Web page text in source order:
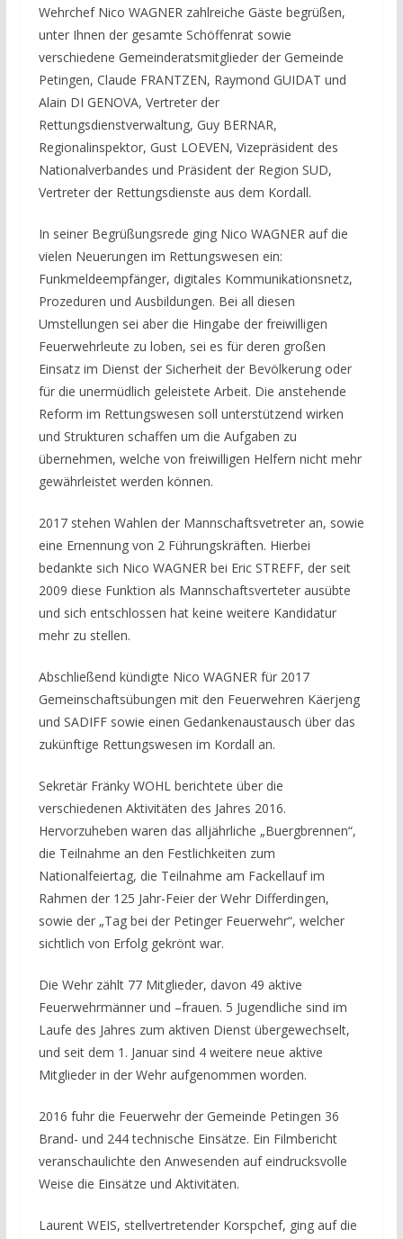
Wehrchef Nico WAGNER zahlreiche Gäste begrüßen,
unter Ihnen der gesamte Schöffenrat sowie
verschiedene Gemeinderatsmitglieder der Gemeinde
Petingen, Claude FRANTZEN, Raymond GUIDAT und
Alain DI GENOVA, Vertreter der
Rettungsdienstverwaltung, Guy BERNAR,
Regionalinspektor, Gust LOEVEN, Vizepräsident des
Nationalverbandes und Präsident der Region SUD,
Vertreter der Rettungsdienste aus dem Kordall.
In seiner Begrüßungsrede ging Nico WAGNER auf die
vielen Neuerungen im Rettungswesen ein:
Funkmeldeempfänger, digitales Kommunikationsnetz,
Prozeduren und Ausbildungen. Bei all diesen
Umstellungen sei aber die Hingabe der freiwilligen
Feuerwehrleute zu loben, sei es für deren großen
Einsatz im Dienst der Sicherheit der Bevölkerung oder
für die unermüdlich geleistete Arbeit. Die anstehende
Reform im Rettungswesen soll unterstützend wirken
und Strukturen schaffen um die Aufgaben zu
übernehmen, welche von freiwilligen Helfern nicht mehr
gewährleistet werden können.
2017 stehen Wahlen der Mannschaftsvetreter an, sowie
eine Ernennung von 2 Führungskräften. Hierbei
bedankte sich Nico WAGNER bei Eric STREFF, der seit
2009 diese Funktion als Mannschaftsverteter ausübte
und sich entschlossen hat keine weitere Kandidatur
mehr zu stellen.
Abschließend kündigte Nico WAGNER für 2017
Gemeinschaftsübungen mit den Feuerwehren Käerjeng
und SADIFF sowie einen Gedankenaustausch über das
zukünftige Rettungswesen im Kordall an.
Sekretär Fränky WOHL berichtete über die
verschiedenen Aktivitäten des Jahres 2016.
Hervorzuheben waren das alljährliche „Buergbrennen“,
die Teilnahme an den Festlichkeiten zum
Nationalfeiertag, die Teilnahme am Fackellauf im
Rahmen der 125 Jahr-Feier der Wehr Differdingen,
sowie der „Tag bei der Petinger Feuerwehr“, welcher
sichtlich von Erfolg gekrönt war.
Die Wehr zählt 77 Mitglieder, davon 49 aktive
Feuerwehrmänner und –frauen. 5 Jugendliche sind im
Laufe des Jahres zum aktiven Dienst übergewechselt,
und seit dem 1. Januar sind 4 weitere neue aktive
Mitglieder in der Wehr aufgenommen worden.
2016 fuhr die Feuerwehr der Gemeinde Petingen 36
Brand- und 244 technische Einsätze. Ein Filmbericht
veranschaulichte den Anwesenden auf eindrucksvolle
Weise die Einsätze und Aktivitäten.
Laurent WEIS, stellvertretender Korspchef, ging auf die